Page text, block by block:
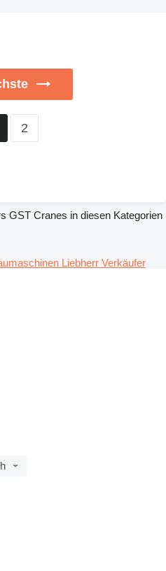
2
GST Cranes in diesen Kategorien
Liebherr Verkäufer